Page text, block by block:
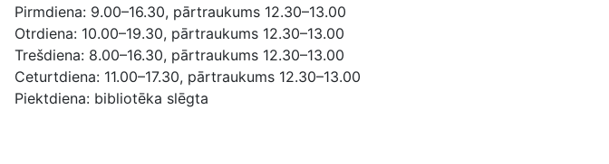
Pirmdiena: 9.00–16.30, pārtraukums 12.30–13.00
Otrdiena: 10.00–19.30, pārtraukums 12.30–13.00
Trešdiena: 8.00–16.30, pārtraukums 12.30–13.00
Ceturtdiena: 11.00–17.30, pārtraukums 12.30–13.00
Piektdiena: bibliotēka slēgta